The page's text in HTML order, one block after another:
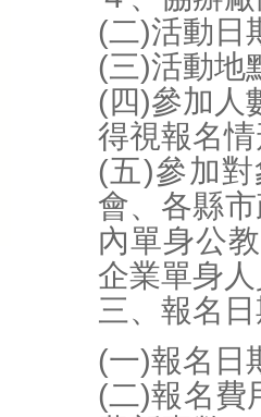
(二)活動日
(三)活動地
(四)參加人
得視報名
(五)參加
會、各縣
內單身公
企業單身
三、報名
(一)報名日
(二)報名費